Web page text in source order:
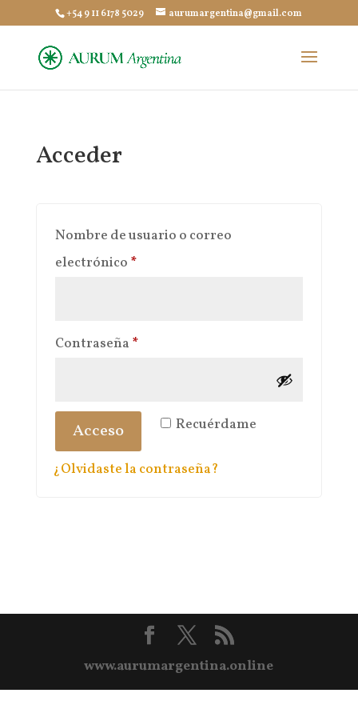
+54 9 11 6178 5029 aurumargentina@gmail.com
Acceder
Nombre de usuario o correo
electrónico *Obligatorio
Contraseña *Obligatorio
Recuérdame
Acceso
¿Olvidaste la contraseña?
www.aurumargentina.online